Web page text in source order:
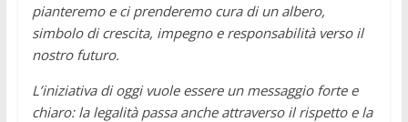
pianteremo e ci prenderemo cura di un albero,
simbolo di crescita, impegno e responsabilità verso il
nostro futuro.
L’iniziativa di oggi vuole essere un messaggio forte e
chiaro: la legalità passa anche attraverso il rispetto e la